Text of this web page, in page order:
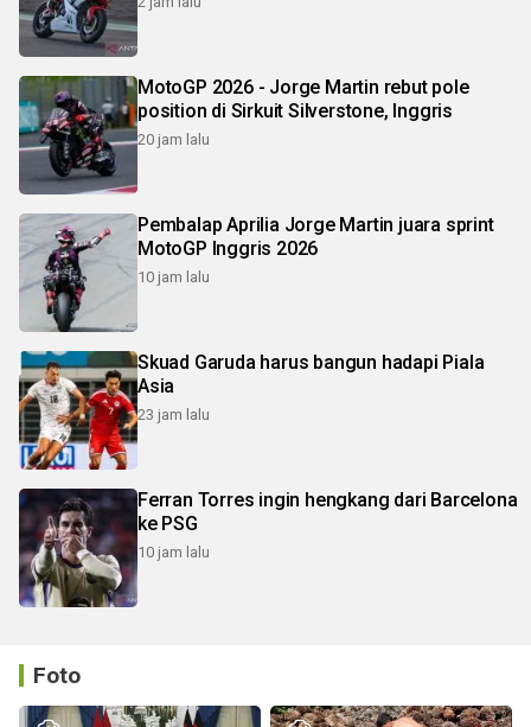
MotoGP 2026 - Jorge Martin rebut pole
position di Sirkuit Silverstone, Inggris
20 jam lalu
Pembalap Aprilia Jorge Martin juara sprint
MotoGP Inggris 2026
10 jam lalu
Skuad Garuda harus bangun hadapi Piala
Asia
23 jam lalu
Ferran Torres ingin hengkang dari Barcelona
ke PSG
10 jam lalu
Foto